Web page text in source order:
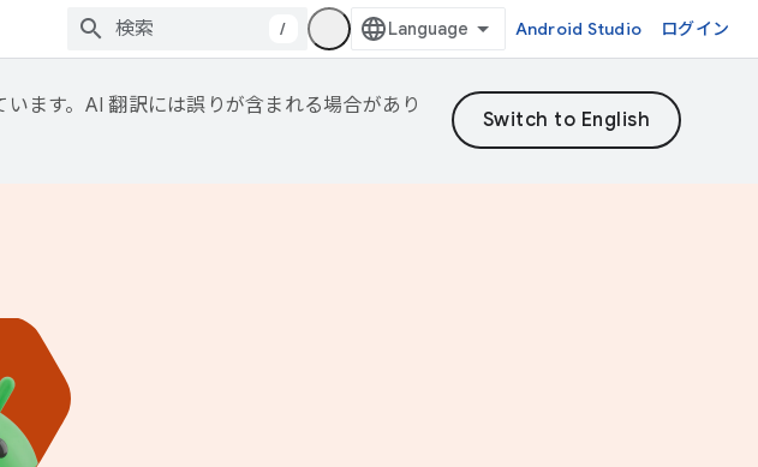
/ Android Studio ログイン
ます。AI 翻訳には誤りが含まれる場合があり